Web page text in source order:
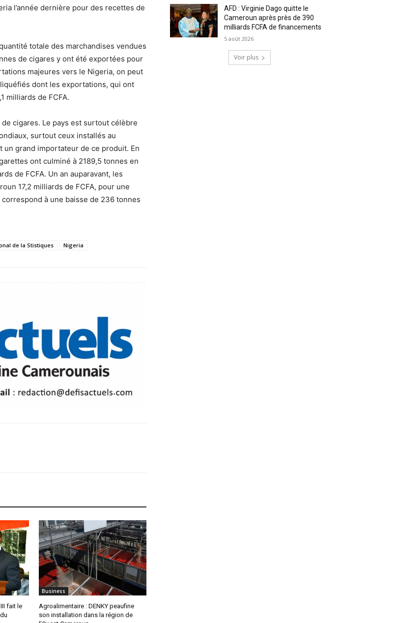
l’année dernière pour des recettes de
totale des marchandises vendues
de cigares y ont été exportées pour
majeures vers le Nigeria, on peut
dont les exportations, qui ont
milliards de FCFA.
cigares. Le pays est surtout célèbre
surtout ceux installés au
un grand importateur de ce produit. En
ont culminé à 2189,5 tonnes en
de FCFA. Un an auparavant, les
17,2 milliards de FCFA, pour une
à une baisse de 236 tonnes
de la Stistiques Nigeria
fait le
Business
Agroalimentaire : DENKY peaufine
son installation dans la région de
AFD : Virginie Dago quitte le
Cameroun après près de 390
milliards FCFA de financements
5 août 2026
Voir plus